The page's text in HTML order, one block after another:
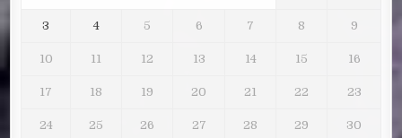
3 4 5 6 7 8 9
10 11 12 13 14 15 16
17 18 19 20 21 22 23
24 25 26 27 28 29 30